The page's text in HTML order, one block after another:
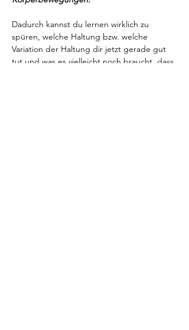
Dadurch kannst du lernen wirklich zu
spüren, welche Haltung bzw. welche
Variation der Haltung dir jetzt gerade gut
tut und was es vielleicht noch braucht, dass